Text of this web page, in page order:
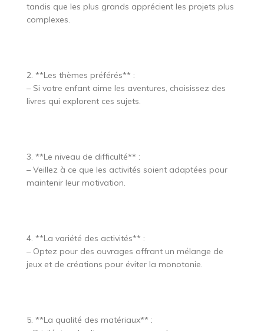
tandis que les plus grands apprécient les projets plus
complexes.
2. **Les thèmes préférés** :
– Si votre enfant aime les aventures, choisissez des
livres qui explorent ces sujets.
3. **Le niveau de difficulté** :
– Veillez à ce que les activités soient adaptées pour
maintenir leur motivation.
4. **La variété des activités** :
– Optez pour des ouvrages offrant un mélange de
jeux et de créations pour éviter la monotonie.
5. **La qualité des matériaux** :